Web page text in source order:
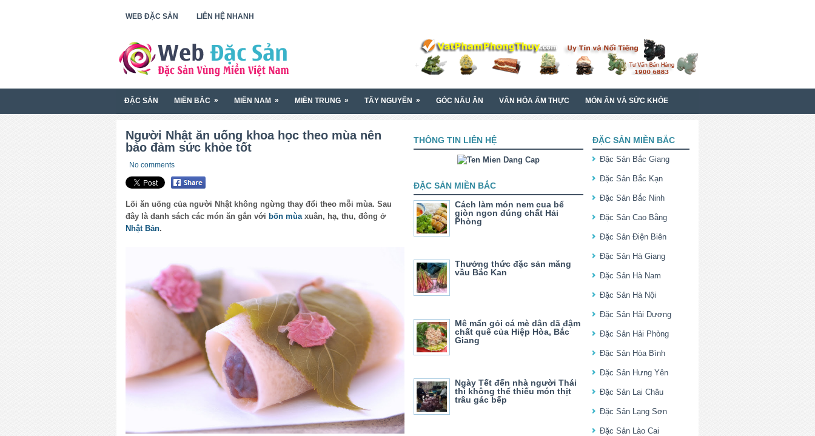
WEB ĐẶC SẢN LIÊN HỆ NHANH
ĐẶC SẢN MIỀN BẮC » MIỀN NAM » MIỀN TRUNG » TÂY NGUYÊN » GÓC NẤU ĂN VĂN HÓA ẨM THỰC MÓN ĂN VÀ SỨC KHỎE
Người Nhật ăn uống khoa học theo mùa nên
bảo đảm sức khỏe tốt
No comments
Lối ăn uống của người Nhật không ngừng thay đổi theo mỗi mùa. Sau
đây là danh sách các món ăn gắn với bốn mùa xuân, hạ, thu, đông ở
Nhật Bản.
THÔNG TIN LIÊN HỆ
ĐẶC SẢN MIỀN BẮC
Cách làm món nem cua bể
giòn ngon đúng chất Hải
Phòng
Thưởng thức đặc sản măng
vầu Bắc Kan
Mê mẩn gỏi cá mè dân dã đậm
chất quê của Hiệp Hòa, Bắc
Giang
Ngày Tết đến nhà người Thái
thì không thể thiếu món thịt
trâu gác bếp
ĐẶC SẢN MIỀN BẮC
Đặc Sản Bắc Giang
Đặc Sản Bắc Kạn
Đặc Sản Bắc Ninh
Đặc Sản Cao Bằng
Đặc Sản Điện Biên
Đặc Sản Hà Giang
Đặc Sản Hà Nam
Đặc Sản Hà Nội
Đặc Sản Hải Dương
Đặc Sản Hải Phòng
Đặc Sản Hòa Bình
Đặc Sản Hưng Yên
Đặc Sản Lai Châu
Đặc Sản Lạng Sơn
Đặc Sản Lào Cai